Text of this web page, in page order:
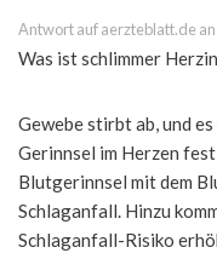
Antwort auf aerzteblatt.de an
Was ist schlimmer
Gewebe stirbt ab, und
Gerinnsel im Herzen
Blutgerinnsel mit dem
Schlaganfall. Hinzu
Schlaganfall-Risiko